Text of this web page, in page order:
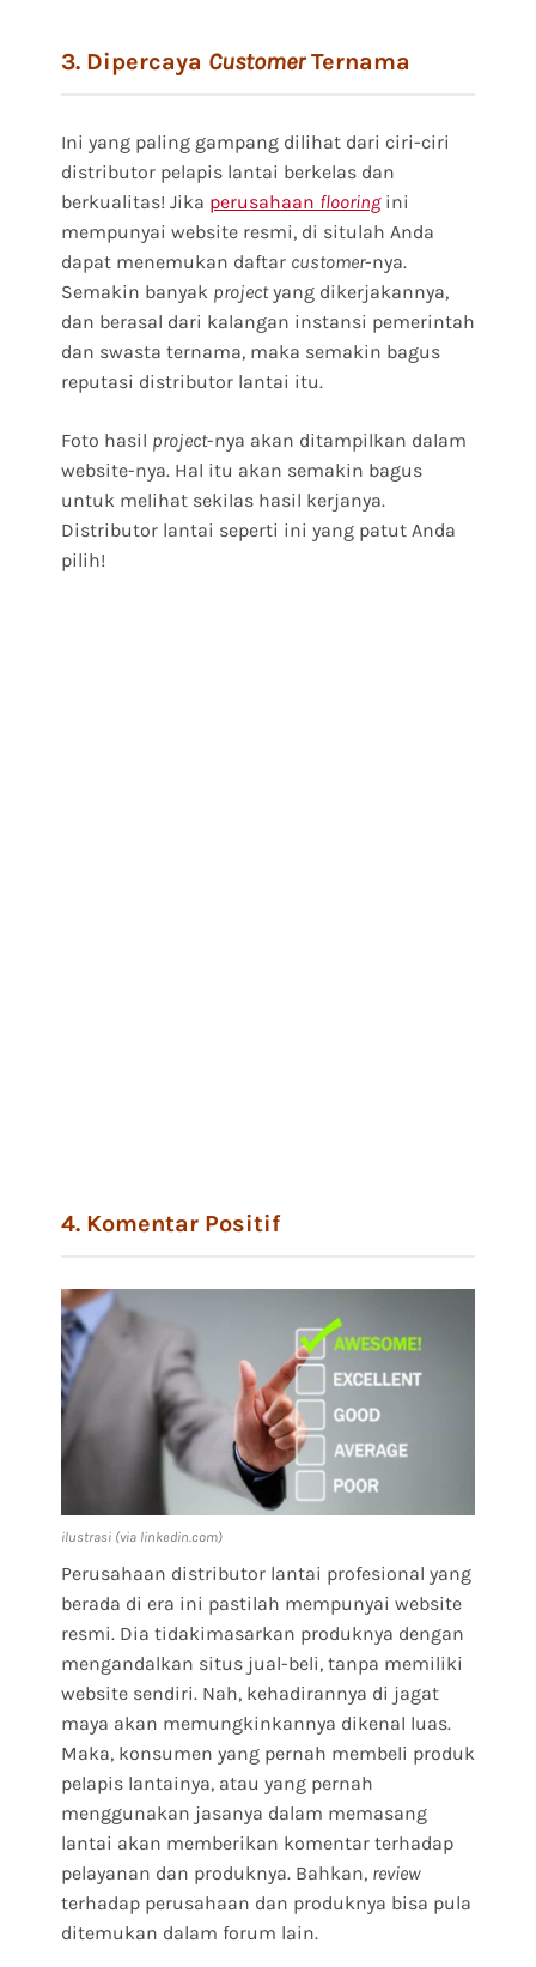
3. Dipercaya CustomerTernama
Ini yang paling gampang dilihat dari ciri-ciri
distributor pelapis lantai berkelas dan
berkualitas! Jika perusahaan flooringini
mempunyai website resmi, di situlah Anda
dapat menemukan daftar customer-nya.
Semakin banyak projectyang dikerjakannya,
dan berasal dari kalangan instansi pemerintah
dan swasta ternama, maka semakin bagus
reputasi distributor lantai itu.
Foto hasil project-nya akan ditampilkan dalam
website-nya. Hal itu akan semakin bagus
untuk melihat sekilas hasil kerjanya.
Distributor lantai seperti ini yang patut Anda
pilih!
4. Komentar Positif
ilustrasi (via linkedin.com)
Perusahaan distributor lantai profesional yang
berada di era ini pastilah mempunyai website
resmi. Dia tidakimasarkan produknya dengan
mengandalkan situs jual-beli, tanpa memiliki
website sendiri. Nah, kehadirannya di jagat
maya akan memungkinkannya dikenal luas.
Maka, konsumen yang pernah membeli produk
pelapis lantainya, atau yang pernah
menggunakan jasanya dalam memasang
lantai akan memberikan komentar terhadap
pelayanan dan produknya. Bahkan, review
terhadap perusahaan dan produknya bisa pula
ditemukan dalam forum lain.